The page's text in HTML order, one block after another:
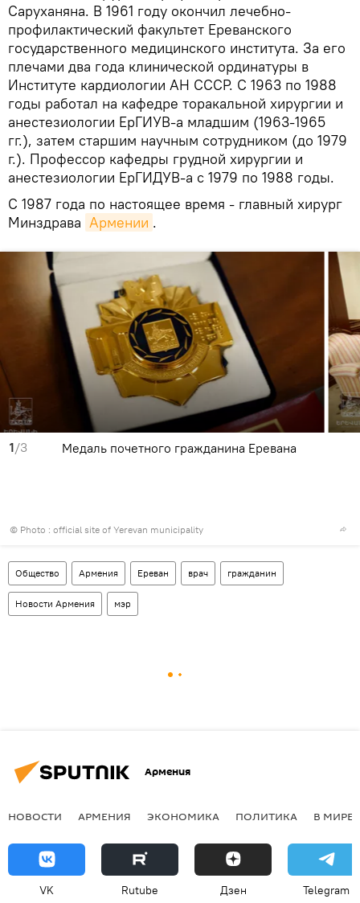
Саруханяна. В 1961 году окончил лечебно-
профилактический факультет Ереванского
государственного медицинского института. За его
плечами два года клинической ординатуры в
Институте кардиологии АН СССР. С 1963 по 1988
годы работал на кафедре торакальной хирургии и
анестезиологии ЕрГИУВ-а младшим (1963-1965
гг.), затем старшим научным сотрудником (до 1979
г.). Профессор кафедры грудной хирургии и
анестезиологии ЕрГИДУВ-а с 1979 по 1988 годы.
С 1987 года по настоящее время - главный хирург
Минздрава Армении .
1/3
© Photo : official site of Yerevan municipality
Медаль почетного гражданина Еревана
Общество Армения Ереван врач гражданин
Новости Армения мэр
Армения
НОВОСТИ АРМЕНИЯ ЭКОНОМИКА ПОЛИТИКА В МИРЕ
VK Rutube Дзен Telegram